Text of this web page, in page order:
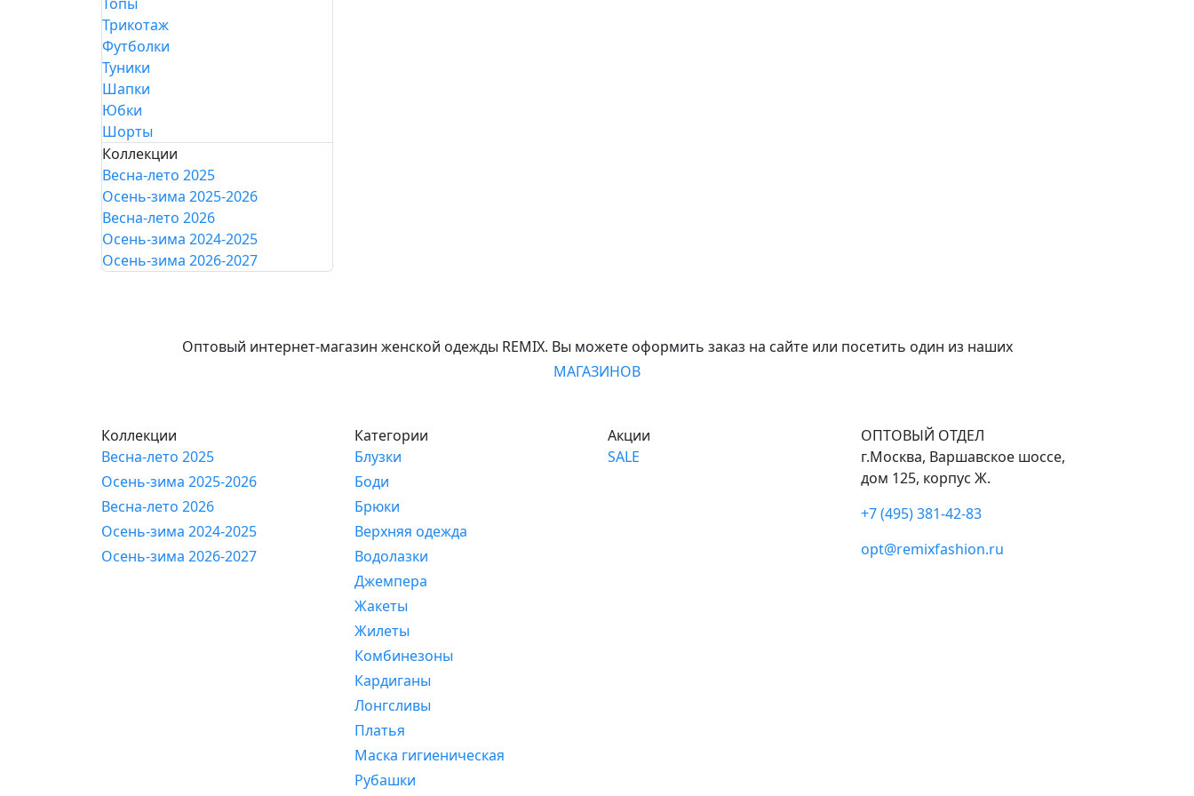
Трикотаж
Футболки
Туники
Шапки
Юбки
Шорты
Коллекции
Весна-лето 2025
Осень-зима 2025-2026
Весна-лето 2026
Осень-зима 2024-2025
Осень-зима 2026-2027
Оптовый интернет-магазин женской одежды REMIX. Вы можете оформить заказ на сайте или посетить один из наших
МАГАЗИНОВ
Коллекции
Весна-лето 2025
Осень-зима 2025-2026
Весна-лето 2026
Осень-зима 2024-2025
Осень-зима 2026-2027
Категории
Блузки
Боди
Брюки
Верхняя одежда
Водолазки
Джемпера
Жакеты
Жилеты
Комбинезоны
Кардиганы
Лонгсливы
Платья
Маска гигиеническая
Рубашки
Акции
SALE
ОПТОВЫЙ ОТДЕЛ
г.Москва, Варшавское шоссе,
дом 125, корпус Ж.
+7 (495) 381-42-83
opt@remixfashion.ru